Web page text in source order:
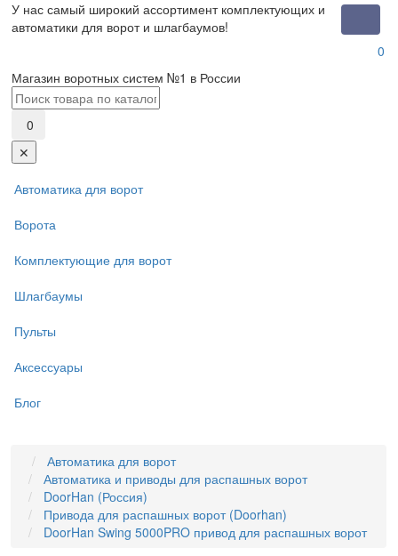
У нас самый широкий ассортимент комплектующих и
автоматики для ворот и шлагбаумов!
0
Магазин воротных систем №1 в России
0
✕
Автоматика для ворот
Ворота
Комплектующие для ворот
Шлагбаумы
Пульты
Аксессуары
Блог
Автоматика для ворот
Автоматика и приводы для распашных ворот
DoorHan (Россия)
Привода для распашных ворот (Doorhan)
DoorHan Swing 5000PRO привод для распашных ворот